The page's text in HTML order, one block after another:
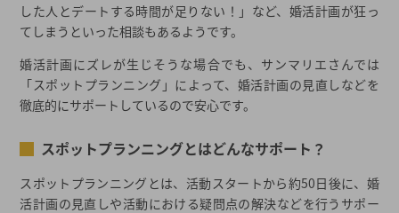
した人とデートする時間が足りない！」など、婚活計画が狂っ
てしまうといった相談もあるようです。
婚活計画にズレが生じそうな場合でも、サンマリエさんでは
「スポットプランニング」によって、婚活計画の見直しなどを
徹底的にサポートしているので安心です。
スポットプランニングとはどんなサポート？
スポットプランニングとは、活動スタートから約50日後に、婚
活計画の見直しや活動における疑問点の解決などを行うサポー